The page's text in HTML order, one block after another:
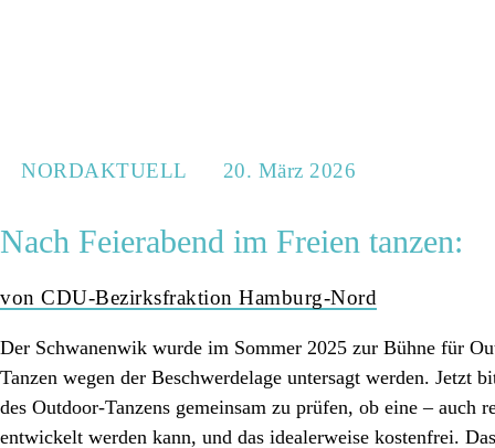
NORDAKTUELL 20. März 2026
Nach Feierabend im Freien tanzen:
von CDU-Bezirksfraktion Hamburg-Nord
Der Schwanenwik wurde im Sommer 2025 zur Bühne für
Tanzen wegen der Beschwerdelage untersagt werden. Jetzt
des Outdoor-Tanzens gemeinsam zu prüfen, ob eine – auch
entwickelt werden kann, und das idealerweise kostenfrei.